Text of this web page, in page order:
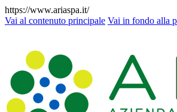
https://www.ariaspa.it/
Vai al contenuto principale Vai in fondo alla